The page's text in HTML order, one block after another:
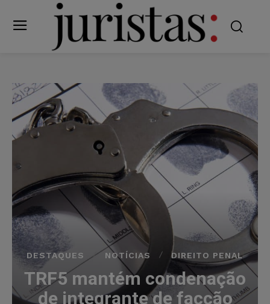
DESTAQUES NOTÍCIAS DIREITO PENAL
TRF5 mantém condenação
de integrante de facção